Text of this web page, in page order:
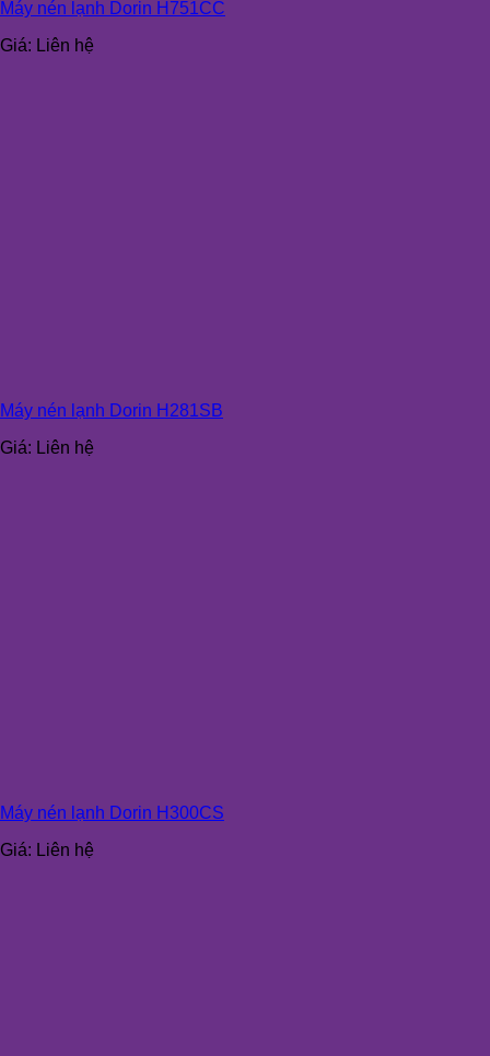
Máy nén lạnh Dorin H751CC
Giá: Liên hệ
Máy nén lạnh Dorin H281SB
Giá: Liên hệ
Máy nén lạnh Dorin H300CS
Giá: Liên hệ